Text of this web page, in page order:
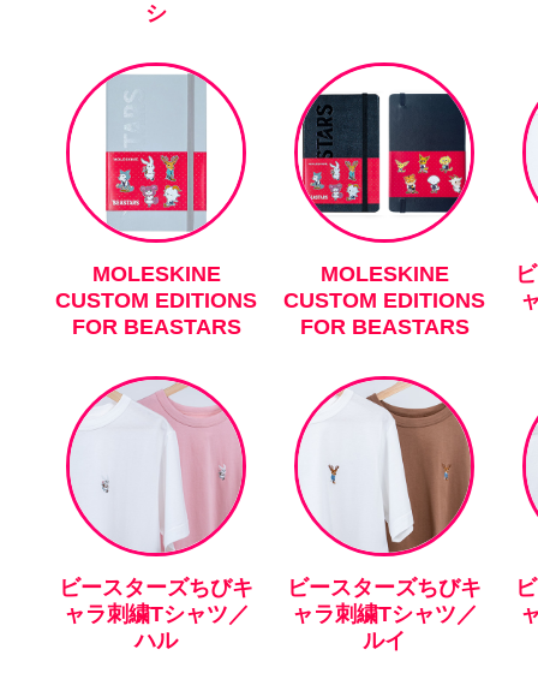
シ
MOLESKINE
CUSTOM EDITIONS
FOR BEASTARS
MOLESKINE
CUSTOM EDITIONS
FOR BEASTARS
ビースターズちびキ
ャラ刺繍Tシャツ／
ハル
ビースターズちびキ
ャラ刺繍Tシャツ／
ルイ